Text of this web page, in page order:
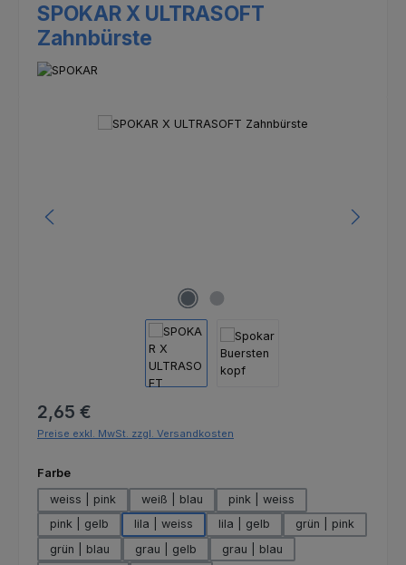
SPOKAR X ULTRASOFT
Zahnbürste
Bildergalerie überspringen
Regulärer Preis:
2,65 €
Preise exkl. MwSt. zzgl. Versandkosten
Farbeauswählen
weiss | pink
weiß | blau
pink | weiss
pink | gelb
lila | weiss lila | gelb
grün | pink
grün | blau
grau | gelb
grau | blau